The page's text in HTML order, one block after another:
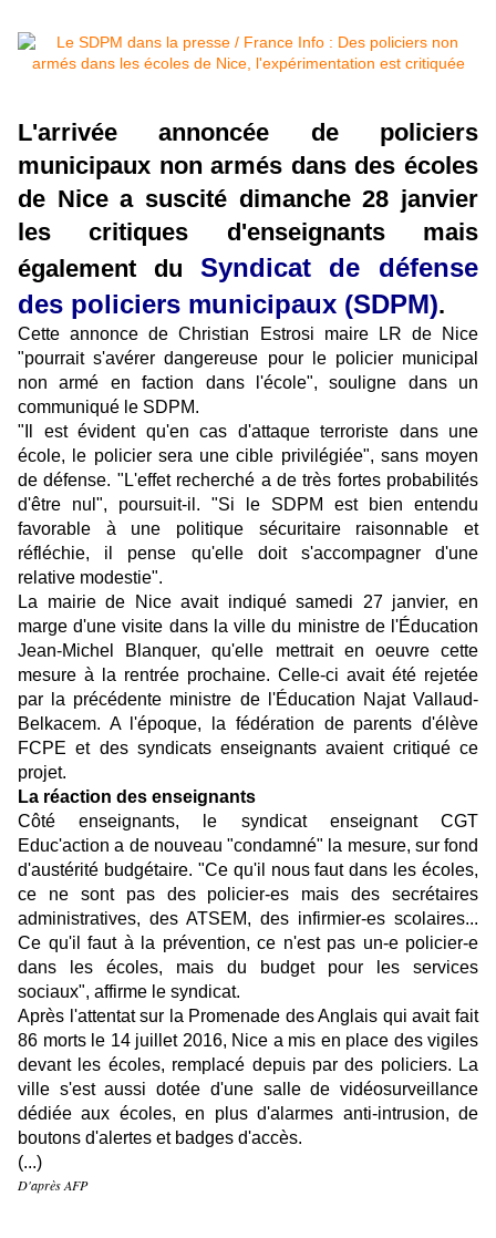
L'arrivée annoncée de policiers
municipaux non armés dans des écoles
de Nice a suscité dimanche 28 janvier
les critiques d'enseignants mais
également du Syndicat de défense
des policiers municipaux (SDPM).
Cette annonce de Christian Estrosi maire LR de Nice
"pourrait s'avérer dangereuse pour le policier municipal
non armé en faction dans l'école", souligne dans un
communiqué le SDPM.
"Il est évident qu'en cas d'attaque terroriste dans une
école, le policier sera une cible privilégiée", sans moyen
de défense. "L'effet recherché a de très fortes probabilités
d'être nul", poursuit-il. "Si le SDPM est bien entendu
favorable à une politique sécuritaire raisonnable et
réfléchie, il pense qu'elle doit s'accompagner d'une
relative modestie".
La mairie de Nice avait indiqué samedi 27 janvier, en
marge d'une visite dans la ville du ministre de l'Éducation
Jean-Michel Blanquer, qu'elle mettrait en oeuvre cette
mesure à la rentrée prochaine. Celle-ci avait été rejetée
par la précédente ministre de l'Éducation Najat Vallaud-
Belkacem. A l'époque, la fédération de parents d'élève
FCPE et des syndicats enseignants avaient critiqué ce
projet.
La réaction des enseignants
Côté enseignants, le syndicat enseignant CGT
Educ'action a de nouveau "condamné" la mesure, sur fond
d'austérité budgétaire. "Ce qu'il nous faut dans les écoles,
ce ne sont pas des policier-es mais des secrétaires
administratives, des ATSEM, des infirmier-es scolaires...
Ce qu'il faut à la prévention, ce n'est pas un-e policier-e
dans les écoles, mais du budget pour les services
sociaux", affirme le syndicat.
Après l'attentat sur la Promenade des Anglais qui avait fait
86 morts le 14 juillet 2016, Nice a mis en place des vigiles
devant les écoles, remplacé depuis par des policiers. La
ville s'est aussi dotée d'une salle de vidéosurveillance
dédiée aux écoles, en plus d'alarmes anti-intrusion, de
boutons d'alertes et badges d'accès.
(...)
D'après AFP